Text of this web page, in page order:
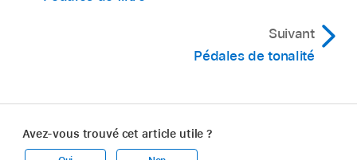
Suivant
Pédales de tonalité
Avez-vous trouvé cet article utile ?